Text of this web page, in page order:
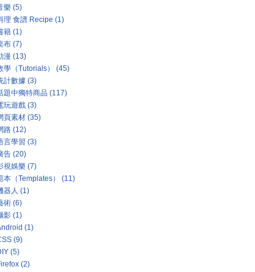
樂 (5)
理 食譜 Recipe (1)
籍 (1)
布 (7)
漫 (13)
學（Tutorials）
(45)
計數據 (3)
題中獨特商品 (117)
玩遊戲 (3)
頁素材 (35)
路 (12)
言學習 (3)
告 (20)
視娛樂 (7)
本（Templates）
(11)
器人 (1)
術 (6)
影 (1)
(1)
(9)
(5)
(2)